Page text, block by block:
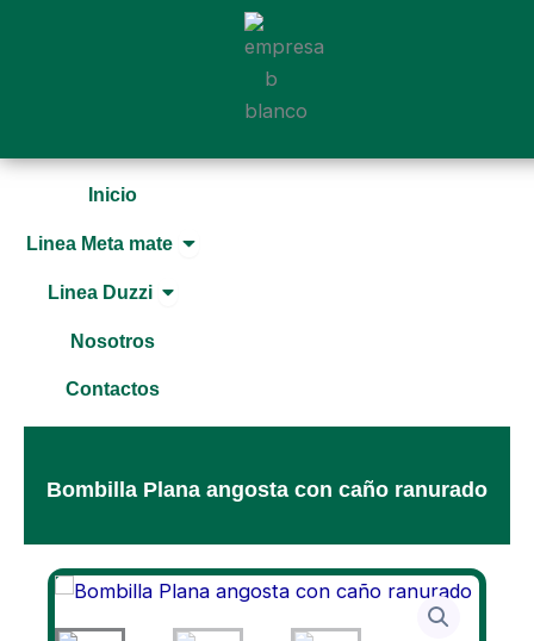
Inicio
Linea Meta mate Open Linea Meta mate
Linea Duzzi Open Linea Duzzi
Nosotros
Contactos
Bombilla Plana angosta con caño ranurado